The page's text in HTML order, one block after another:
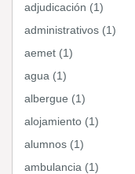
adjudicación (1)
administrativos (1)
aemet (1)
agua (1)
albergue (1)
alojamiento (1)
alumnos (1)
ambulancia (1)